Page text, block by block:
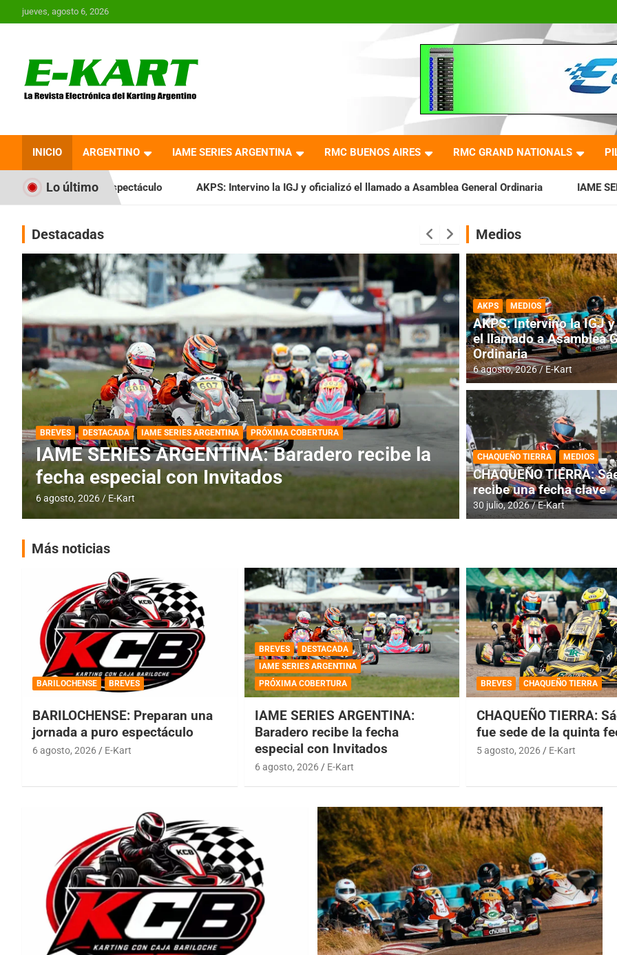
Saltar
al
jueves, agosto 6, 2026
Revista Electrónica del
Karting en Argentina
INICIO ARGENTINO IAME SERIES ARGENTINA RMC BUENOS AIRES RMC GRAND NATIONALS
Lo últimoAKPS: Intervino la IGJ y oficializó el llamado a Asamblea General Ordinaria IAME SERIES ARGENTINA:
Destacadas
DESTACADA IAME SERIES ARGENTINA
IAME SERIES ARGENTINA: Horarios para la
fecha con Invitados
4 agosto, 2026 E-Kart
DESTACADA INFORME CENTRAL
RMC BUENOS
histórica en
4 agosto, 2026 E-Kart
Medios
AKPS MEDIOS
AKPS: Intervino la IGJ
el llamado a Asamblea
Ordinaria
6 agosto, 2026 E-Kart
CHAQUEÑO TIERRA MEDIOS
CHAQUEÑO TIERRA:
recibe una fecha clave
30 julio, 2026 E-Kart
Más noticias
BARILOCHENSE BREVES
BARILOCHENSE: Preparan una
jornada a puro espectáculo
6 agosto, 2026 E-Kart
BREVES
DESTACADA
IAME SERIES ARGENTINA
PRÓXIMA COBERTURA
IAME SERIES ARGENTINA:
Baradero recibe la fecha
especial con Invitados
6 agosto, 2026 E-Kart
BREVES CHAQUEÑO TIERRA
CHAQUEÑO TIERRA:
fue sede de la quinta
5 agosto, 2026 E-Kart